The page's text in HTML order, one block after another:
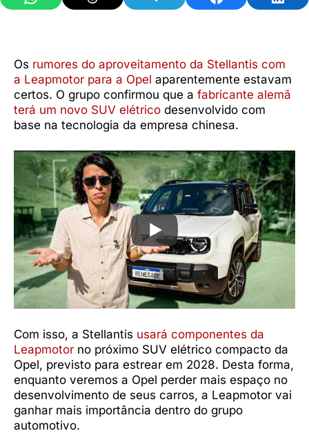
Os rumores do aproveitamento da Stellantis com
a Leapmotor para a Opel aparentemente estavam
certos. O grupo confirmou que a fabricante alemã
terá um novo SUV elétrico desenvolvido com
base na tecnologia da empresa chinesa.
Com isso, a Stellantis usará componentes da
Leapmotor no próximo SUV elétrico compacto da
Opel, previsto para estrear em 2028. Desta forma,
enquanto veremos a Opel perder mais espaço no
desenvolvimento de seus carros, a Leapmotor vai
ganhar mais importância dentro do grupo
automotivo.